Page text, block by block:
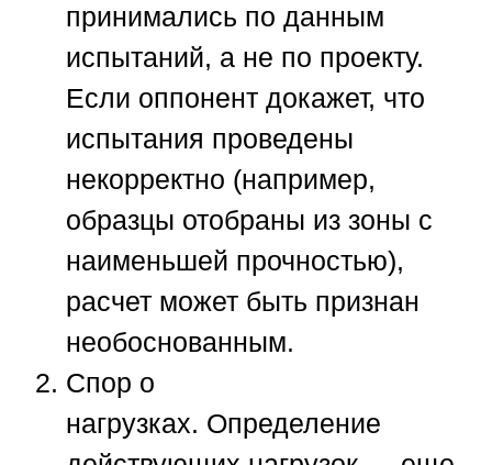
принимались по данным
испытаний, а не по проекту.
Если оппонент докажет, что
испытания проведены
некорректно (например,
образцы отобраны из зоны с
наименьшей прочностью),
расчет может быть признан
необоснованным.
Спор о
нагрузках. Определение